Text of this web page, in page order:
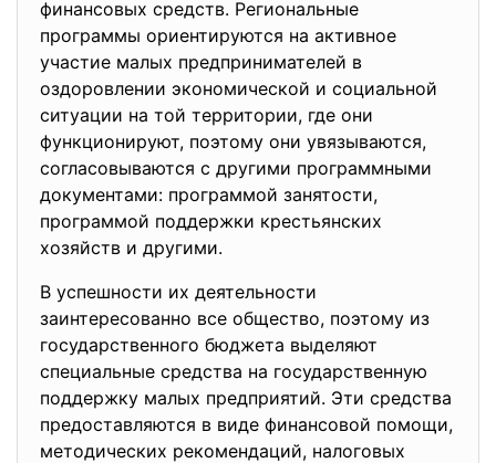
финансовых средств. Региональные
программы ориентируются на активное
участие малых предпринимателей в
оздоровлении экономической и социальной
ситуации на той территории, где они
функционируют, поэтому они увязываются,
согласовываются с другими программными
документами: программой занятости,
программой поддержки крестьянских
хозяйств и другими.
В успешности их деятельности
заинтересованно все общество, поэтому из
государственного бюджета выделяют
специальные средства на государственную
поддержку малых предприятий. Эти средства
предоставляются в виде финансовой помощи,
методических рекомендаций, налоговых